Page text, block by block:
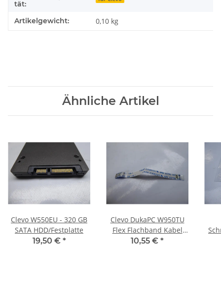
tät:
Artikelgewicht: 0,10 kg
Ähnliche Artikel
Clevo W550EU - 320 GB
SATA HDD/Festplatte
19,50 € *
Clevo DukaPC W950TU
Flex Flachband Kabel
Touchpad 6-43-W35E2-
10,55 € *